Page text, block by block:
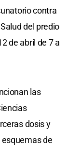
contra
del predio
de abril de 7 a
las
dosis y
de